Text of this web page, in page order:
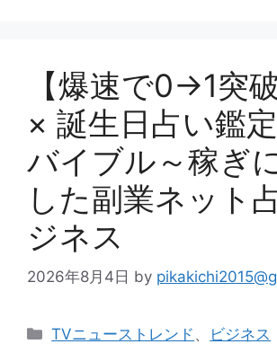
【爆速で0→1突
× 誕生日占い鑑
バイブル～稼ぎ
した副業ネット
ジネス
2026年8月4日 by
カ
TVニューストレンド 、
ビジネス